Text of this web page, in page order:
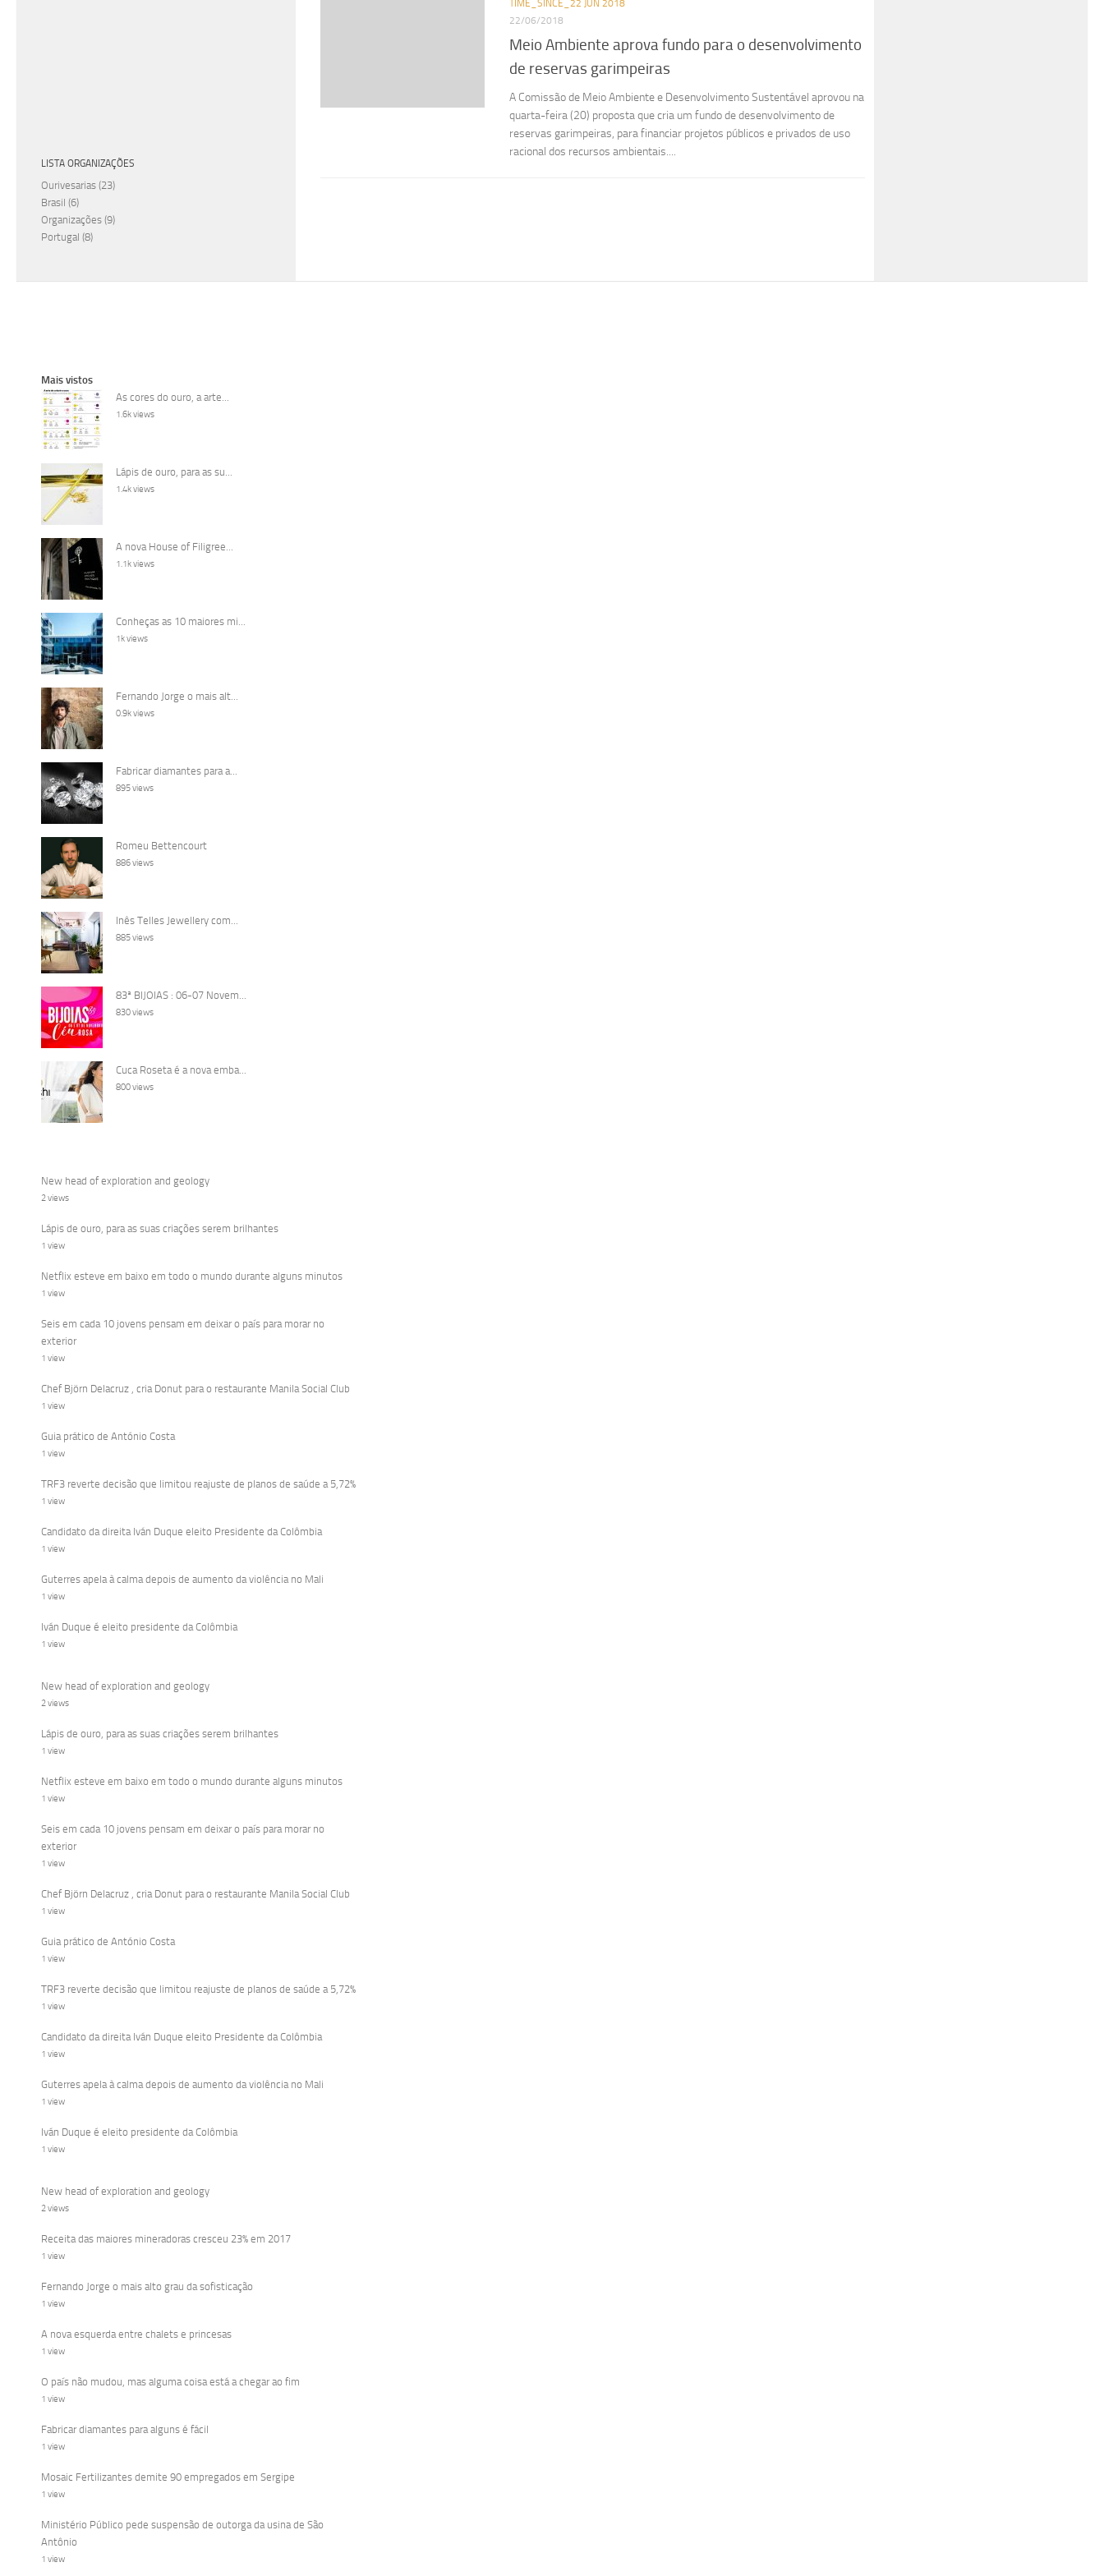
TIME_SINCE_22 JUN 2018
22/06/2018
Meio Ambiente aprova fundo para o desenvolvimento
de reservas garimpeiras
A Comissão de Meio Ambiente e Desenvolvimento Sustentável aprovou na
quarta-feira (20) proposta que cria um fundo de desenvolvimento de
reservas garimpeiras, para financiar projetos públicos e privados de uso
racional dos recursos ambientais....
LISTA ORGANIZAÇÕES
Ourivesarias (23)
Brasil (6)
Organizações (9)
Portugal (8)
Mais vistos
As cores do ouro, a arte...
1.6k views
Lápis de ouro, para as su...
1.4k views
A nova House of Filigree...
1.1k views
Conheças as 10 maiores mi...
1k views
Fernando Jorge o mais alt...
0.9k views
Fabricar diamantes para a...
895 views
Romeu Bettencourt
886 views
Inês Telles Jewellery com...
885 views
83ª BIJOIAS : 06-07 Novem...
830 views
Cuca Roseta é a nova emba...
800 views
New head of exploration and geology
2 views
Lápis de ouro, para as suas criações serem brilhantes
1 view
Netflix esteve em baixo em todo o mundo durante alguns minutos
1 view
Seis em cada 10 jovens pensam em deixar o país para morar no
exterior
1 view
Chef Björn Delacruz , cria Donut para o restaurante Manila Social Club
1 view
Guia prático de António Costa
1 view
TRF3 reverte decisão que limitou reajuste de planos de saúde a 5,72%
1 view
Candidato da direita Iván Duque eleito Presidente da Colômbia
1 view
Guterres apela à calma depois de aumento da violência no Mali
1 view
Iván Duque é eleito presidente da Colômbia
1 view
New head of exploration and geology
2 views
Lápis de ouro, para as suas criações serem brilhantes
1 view
Netflix esteve em baixo em todo o mundo durante alguns minutos
1 view
Seis em cada 10 jovens pensam em deixar o país para morar no
exterior
1 view
Chef Björn Delacruz , cria Donut para o restaurante Manila Social Club
1 view
Guia prático de António Costa
1 view
TRF3 reverte decisão que limitou reajuste de planos de saúde a 5,72%
1 view
Candidato da direita Iván Duque eleito Presidente da Colômbia
1 view
Guterres apela à calma depois de aumento da violência no Mali
1 view
Iván Duque é eleito presidente da Colômbia
1 view
New head of exploration and geology
2 views
Receita das maiores mineradoras cresceu 23% em 2017
1 view
Fernando Jorge o mais alto grau da sofisticação
1 view
A nova esquerda entre chalets e princesas
1 view
O país não mudou, mas alguma coisa está a chegar ao fim
1 view
Fabricar diamantes para alguns é fácil
1 view
Mosaic Fertilizantes demite 90 empregados em Sergipe
1 view
Ministério Público pede suspensão de outorga da usina de São
Antônio
1 view